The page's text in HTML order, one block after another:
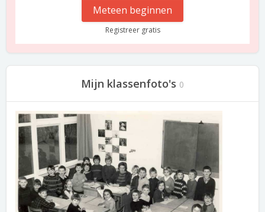
Meteen beginnen
Registreer gratis
Mijn klassenfoto's 0